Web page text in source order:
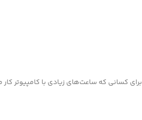
برای کسانی که ساعت‌های زیادی با کامپیوتر